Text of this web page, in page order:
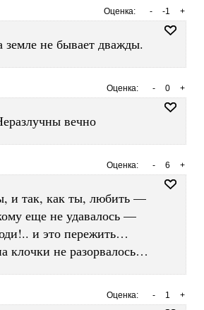
Оценка: +
-1
-
земле не бывает дважды.
Оценка: +
0
-
вечно
Оценка: +
6
-
и так, как ты, любить —
еще не удавалось —
и это пережить…
клочки не разорвалось…
Оценка: +
1
-